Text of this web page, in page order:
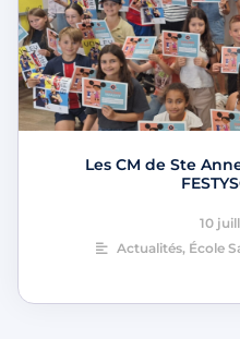
Les CM de Ste
10
Actualités, École